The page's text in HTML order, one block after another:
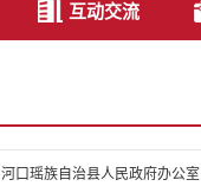
互动交流
河口瑶族自治县人民政府办公室